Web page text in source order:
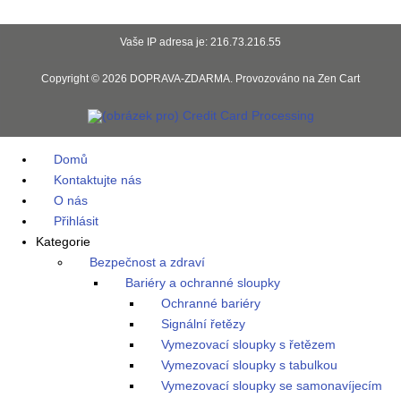
Vaše IP adresa je: 216.73.216.55
Copyright © 2026 DOPRAVA-ZDARMA . Provozováno na Zen Cart
Domů
Kontaktujte nás
O nás
Přihlásit
Kategorie
Bezpečnost a zdraví
Bariéry a ochranné sloupky
Ochranné bariéry
Signální řetězy
Vymezovací sloupky s řetězem
Vymezovací sloupky s tabulkou
Vymezovací sloupky se samonavíjecím